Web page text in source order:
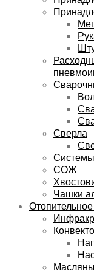
Сверла
СОЖ
Чашки